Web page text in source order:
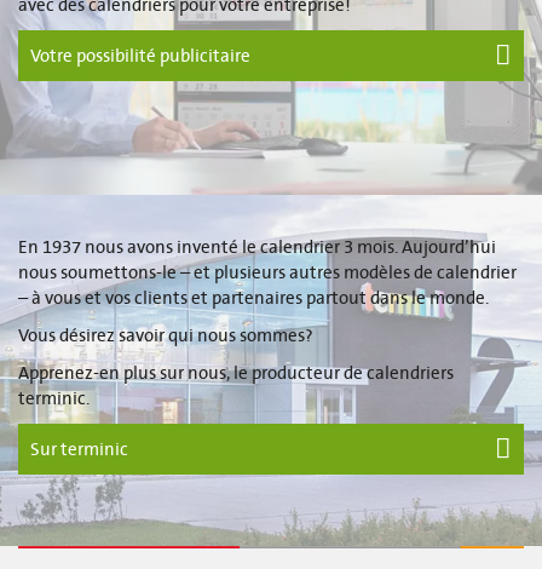
avec des calendriers pour votre entreprise!
Votre possibilité publicitaire
En 1937 nous avons inventé le calendrier 3 mois. Aujourd’hui
nous soumettons-le – et plusieurs autres modèles de calendrier
– à vous et vos clients et partenaires partout dans le monde.
Vous désirez savoir qui nous sommes?
Apprenez-en plus sur nous, le producteur de calendriers
terminic.
Sur terminic